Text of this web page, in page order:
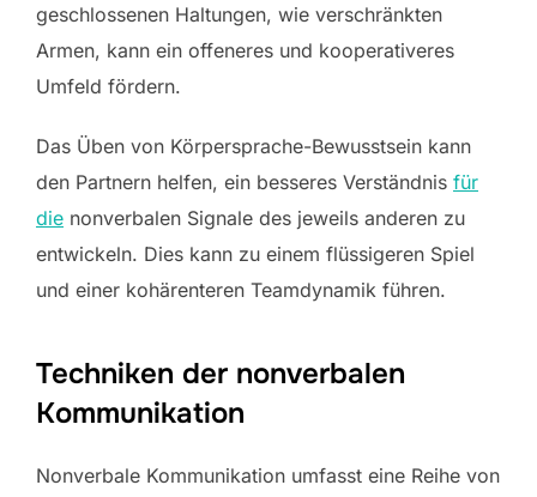
geschlossenen Haltungen, wie verschränkten
Armen, kann ein offeneres und kooperativeres
Umfeld fördern.
Das Üben von Körpersprache-Bewusstsein kann
den Partnern helfen, ein besseres Verständnis für
die nonverbalen Signale des jeweils anderen zu
entwickeln. Dies kann zu einem flüssigeren Spiel
und einer kohärenteren Teamdynamik führen.
Techniken der nonverbalen
Kommunikation
Nonverbale Kommunikation umfasst eine Reihe von